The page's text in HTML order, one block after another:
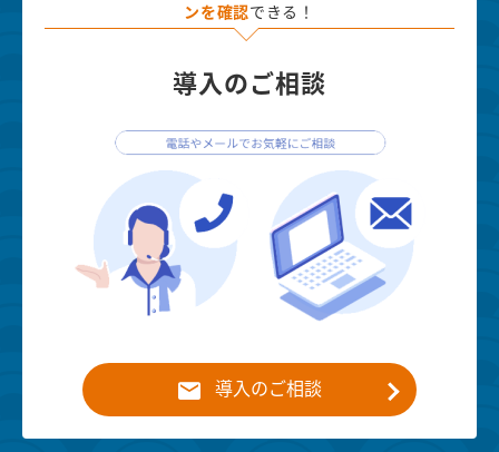
ンを確認 できる！
導入のご相談
導入のご相談